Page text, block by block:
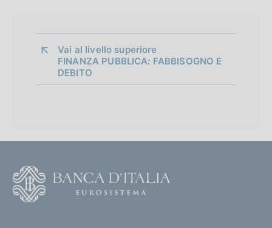
Vai al livello superiore
FINANZA PUBBLICA: FABBISOGNO E
DEBITO